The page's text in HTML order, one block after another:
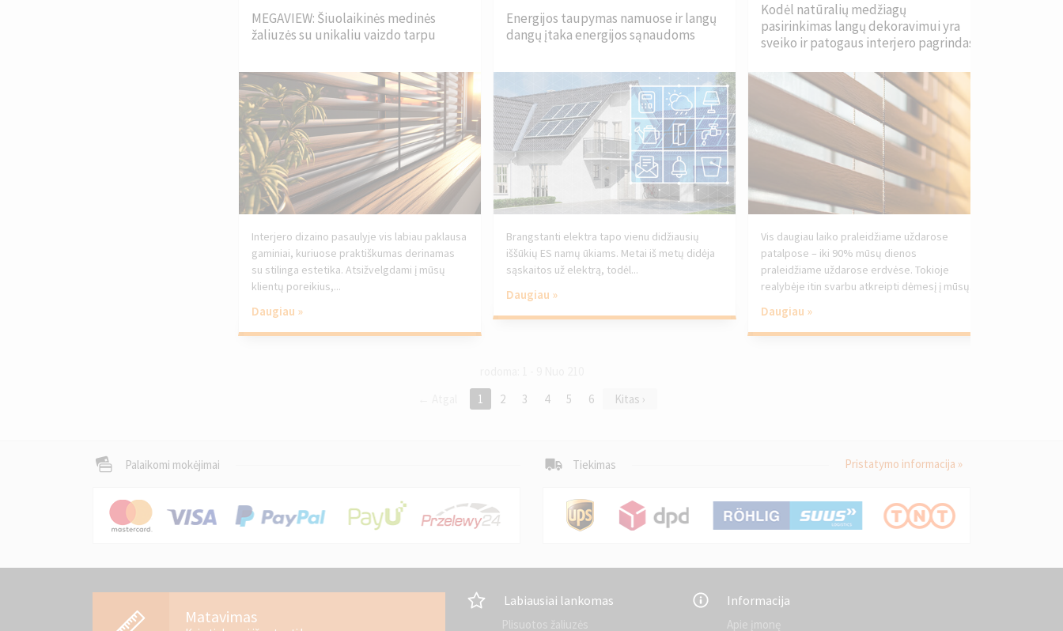
MEGAVIEW: Šiuolaikinės medinės
žaliuzės su unikaliu vaizdo tarpu
Interjero dizaino pasaulyje vis labiau paklausa
gaminiai, kuriuose praktiškumas derinamas
su stilinga estetika. Atsižvelgdami į mūsų
klientų poreikius,...
Daugiau »
Energijos taupymas namuose ir langų
dangų įtaka energijos sąnaudoms
Brangstanti elektra tapo vienu didžiausių
iššūkių ES namų ūkiams. Metai iš metų didėja
sąskaitos už elektrą, todėl...
Daugiau »
Kodėl natūralių medžiagų
pasirinkimas langų dekoravimui yra
sveiko ir patogaus interjero pagrindas
Vis daugiau laiko praleidžiame uždarose
patalpose – iki 90% mūsų dienos
praleidžiame uždarose erdvėse. Tokioje
realybėje itin svarbu atkreipti dėmesį į mūsų...
Daugiau »
1 2 3 4 5 6 Kitas ›
Palaikomi mokėjimai Tiekimas Pristatymo informacija »
Matavimas
Labiausiai lankomas
Plisuotos žaliuzės
Informacija
Apie įmonę